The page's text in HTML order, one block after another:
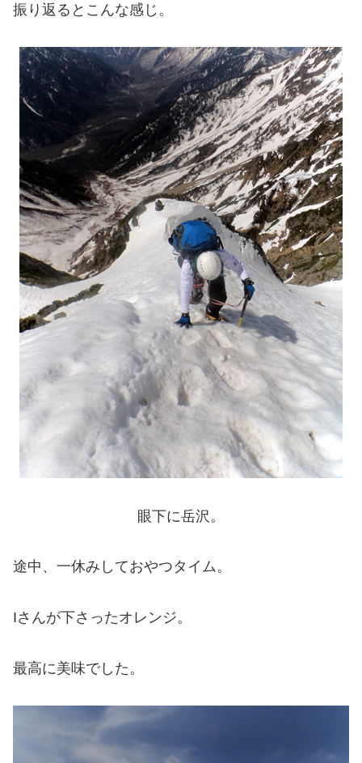
振り返るとこんな感じ。
眼下に岳沢。
途中、一休みしておやつタイム。
Iさんが下さったオレンジ。
最高に美味でした。